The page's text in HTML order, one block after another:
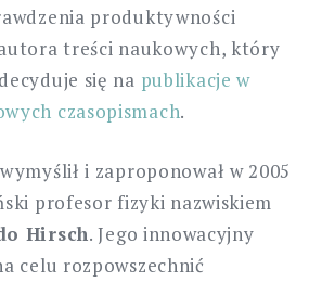
produktywności
treści naukowych, który
się na publikacje w
czasopismach.
i zaproponował w 2005
profesor fizyki nazwiskiem
Hirsch. Jego innowacyjny
celu rozpowszechnić